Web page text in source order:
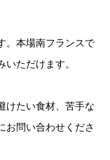
。本場南フランスで
ただけます。
けたい食材、苦手な
お問い合わせくださ